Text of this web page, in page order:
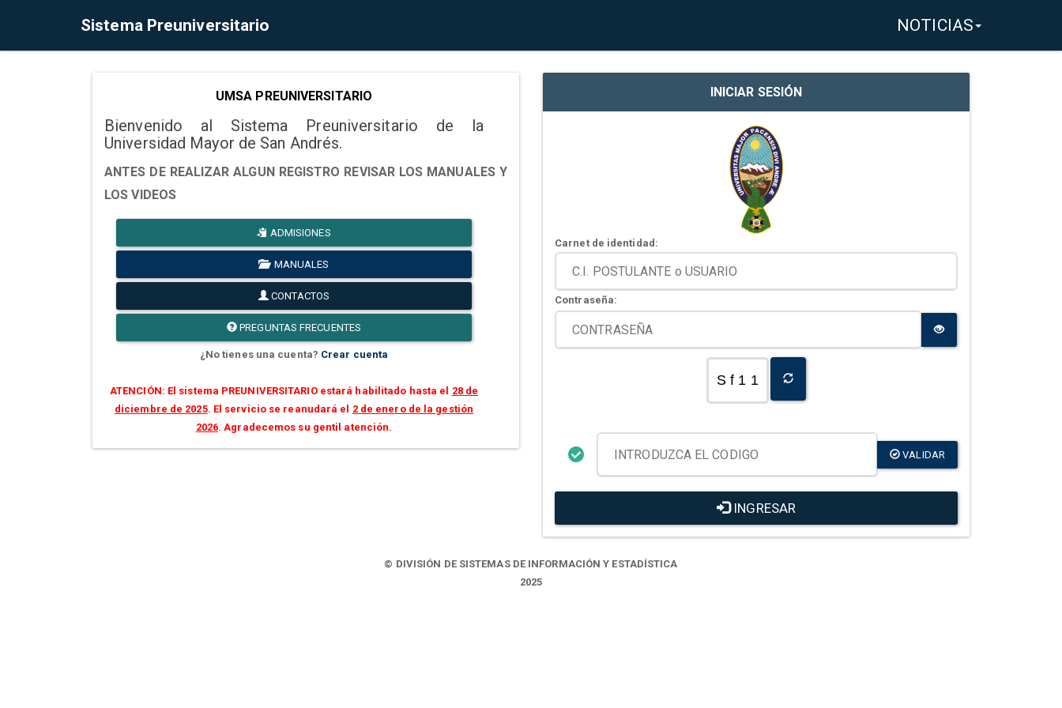
Sistema Preuniversitario NOTICIAS
UMSA PREUNIVERSITARIO
Bienvenido al Sistema Preuniversitario de la
Universidad Mayor de San Andrés.
ANTES DE REALIZAR ALGUN REGISTRO REVISAR LOS MANUALES Y
LOS VIDEOS
ADMISIONES
MANUALES
CONTACTOS
PREGUNTAS FRECUENTES
¿No tienes una cuenta? Crear cuenta
ATENCIÓN: El sistema PREUNIVERSITARIO estará habilitado hasta el 28 de
diciembre de 2025. El servicio se reanudará el 2 de enero de la gestión
2026. Agradecemos su gentil atención.
INICIAR SESIÓN
Carnet de identidad:
Contraseña:
S f 1 1
VALIDAR
INGRESAR
© DIVISIÓN DE SISTEMAS DE INFORMACIÓN Y ESTADÍSTICA
2025